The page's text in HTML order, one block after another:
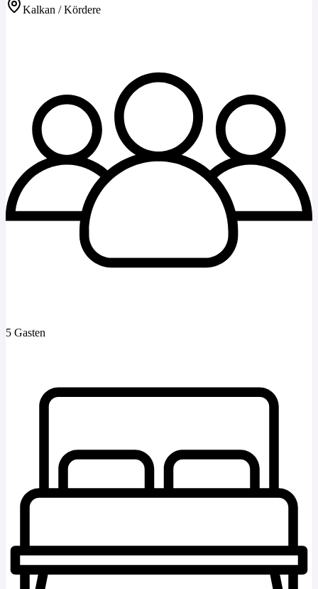
Kalkan / Kördere
5 Gasten